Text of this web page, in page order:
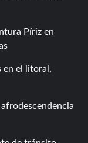
Píriz en
en el litoral,